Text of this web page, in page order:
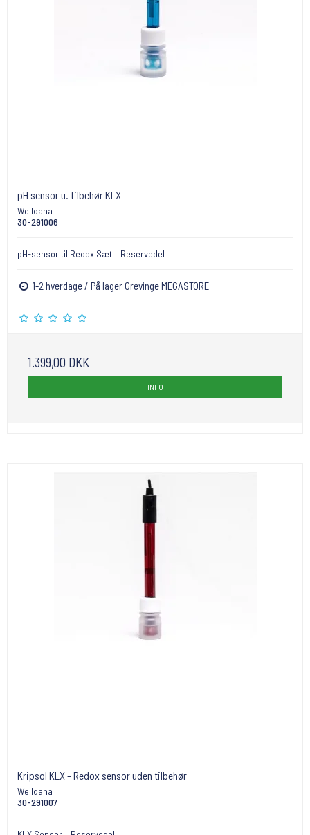
pH sensor u. tilbehør KLX
Welldana
30-291006
pH-sensor til Redox Sæt – Reservedel
1-2 hverdage / På lager Grevinge MEGASTORE
1.399,00 DKK
INFO
Kripsol KLX - Redox sensor uden tilbehør
Welldana
30-291007